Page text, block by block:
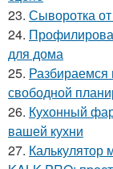
23. Сыворотка
24.
для дома
25. Разбираемся
свободной
26. Кухонный
вашей кухни
27. Калькулятор